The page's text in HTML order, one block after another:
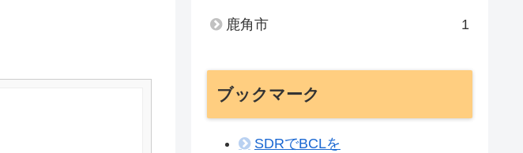
鹿角市 1
ブックマーク
SDRでBCLを